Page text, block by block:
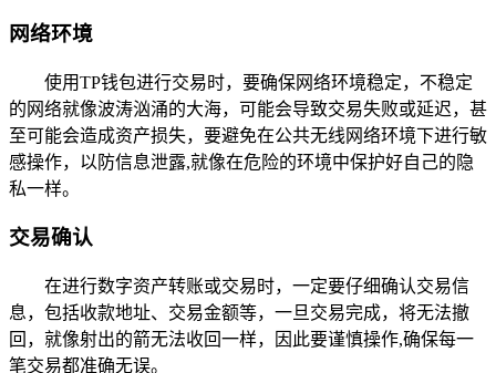
网络环境
使用TP钱包进行交易时，要确保网络环境稳定，不稳定
的网络就像波涛汹涌的大海，可能会导致交易失败或延迟，甚
至可能会造成资产损失，要避免在公共无线网络环境下进行敏
感操作，以防信息泄露,就像在危险的环境中保护好自己的隐
私一样。
交易确认
在进行数字资产转账或交易时，一定要仔细确认交易信
息，包括收款地址、交易金额等，一旦交易完成，将无法撤
回，就像射出的箭无法收回一样，因此要谨慎操作,确保每一
笔交易都准确无误。